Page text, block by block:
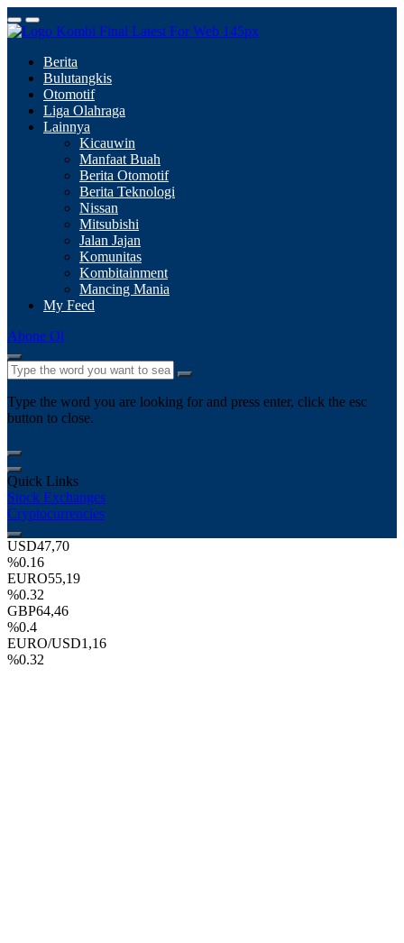
Berita
Bulutangkis
Otomotif
Liga Olahraga
Lainnya
Kicauwin
Manfaat Buah
Berita Otomotif
Berita Teknologi
Nissan
Mitsubishi
Jalan Jajan
Komunitas
Kombitainment
Mancing Mania
My Feed
Abone Ol
Type the word you are looking for and press enter, click the esc
button to close.
Quick Links
Stock Exchanges
Cryptocurrencies
USD47,70
%0.16
EURO55,19
%0.32
GBP64,46
%0.4
EURO/USD1,16
%0.32